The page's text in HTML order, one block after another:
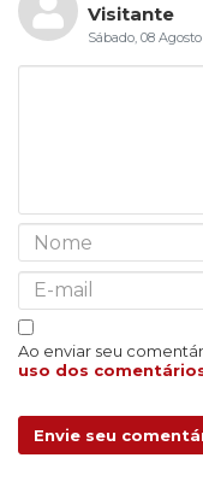
Visitante
Sábado, 08
Ao enviar seu
uso dos
Envie seu